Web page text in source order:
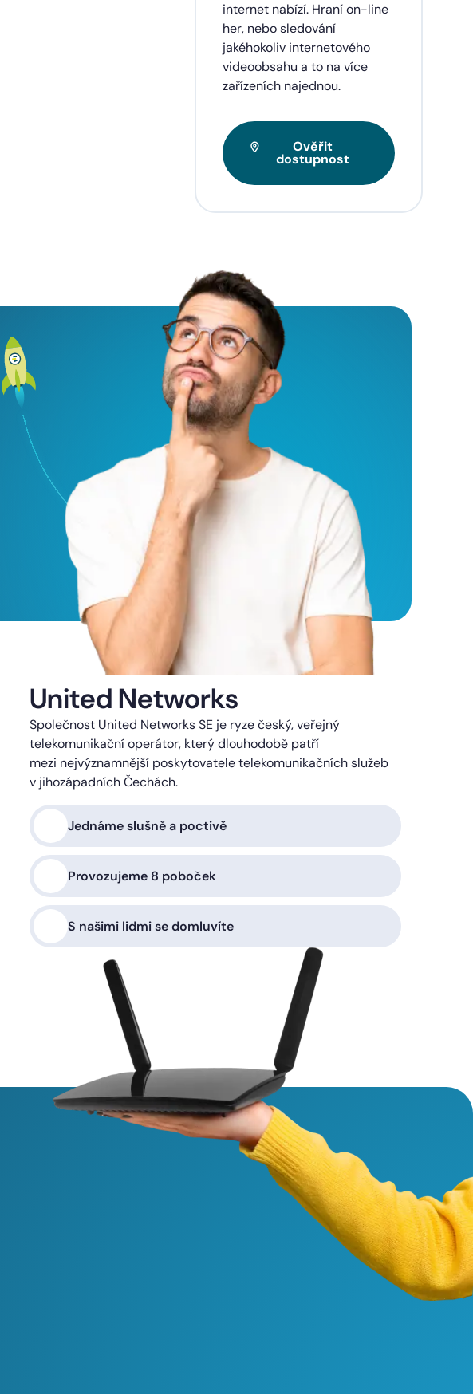
internet nabízí. Hraní on-line
her, nebo sledování
jakéhokoliv internetového
videoobsahu a to na více
zařízeních najednou.
Ověřit
dostupnost
United Networks
Společnost United Networks SE je ryze český, veřejný
telekomunikační operátor, který dlouhodobě patří
mezi nejvýznamnější poskytovatele telekomunikačních služeb
v jihozápadních Čechách.
Jednáme slušně a poctivě
Provozujeme 8 poboček
S našimi lidmi se domluvíte